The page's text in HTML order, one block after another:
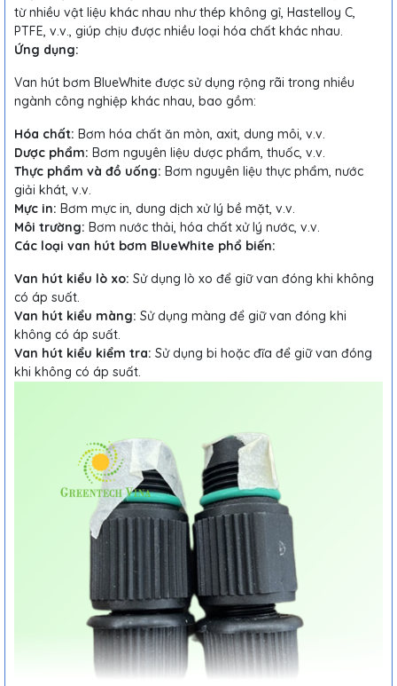
từ nhiều vật liệu khác nhau như thép không gỉ, Hastelloy C,
PTFE, v.v., giúp chịu được nhiều loại hóa chất khác nhau.
Ứng dụng:
Van hút bơm BlueWhite được sử dụng rộng rãi trong nhiều
ngành công nghiệp khác nhau, bao gồm:
Hóa chất: Bơm hóa chất ăn mòn, axit, dung môi, v.v.
Dược phẩm: Bơm nguyên liệu dược phẩm, thuốc, v.v.
Thực phẩm và đồ uống: Bơm nguyên liệu thực phẩm, nước
giải khát, v.v.
Mực in: Bơm mực in, dung dịch xử lý bề mặt, v.v.
Môi trường: Bơm nước thải, hóa chất xử lý nước, v.v.
Các loại van hút bơm BlueWhite phổ biến:
Van hút kiểu lò xo: Sử dụng lò xo để giữ van đóng khi không
có áp suất.
Van hút kiểu màng: Sử dụng màng để giữ van đóng khi
không có áp suất.
Van hút kiểu kiểm tra: Sử dụng bi hoặc đĩa để giữ van đóng
khi không có áp suất.